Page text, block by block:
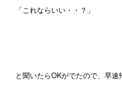
「これならいい・・？」
と聞いたらOKがでたので、早速